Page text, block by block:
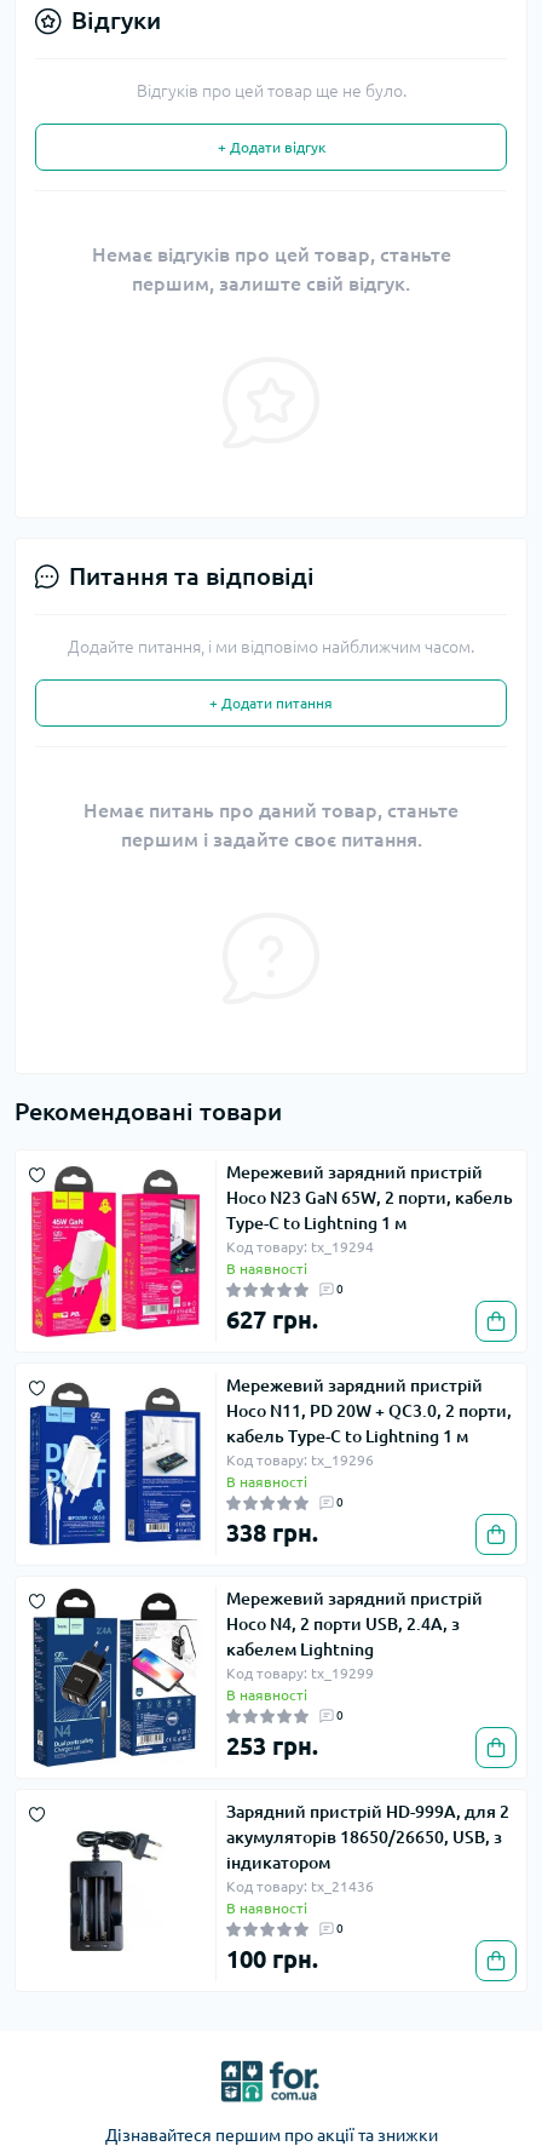
Відгуки
Відгуків про цей товар ще не було.
+ Додати відгук
Немає відгуків про цей товар, станьте
першим, залиште свій відгук.
Питання та відповіді
Додайте питання, і ми відповімо найближчим часом.
+ Додати питання
Немає питань про даний товар, станьте
першим і задайте своє питання.
Рекомендовані товари
Мережевий зарядний пристрій
Hoco N23 GaN 65W, 2 порти, кабель
Type-C to Lightning 1 м
Код товару: tx_19294
В наявності
0
627 грн.
Мережевий зарядний пристрій
Hoco N11, PD 20W + QC3.0, 2 порти,
кабель Type-C to Lightning 1 м
Код товару: tx_19296
В наявності
0
338 грн.
Мережевий зарядний пристрій
Hoco N4, 2 порти USB, 2.4A, з
кабелем Lightning
Код товару: tx_19299
В наявності
0
253 грн.
Зарядний пристрій HD-999A, для 2
акумуляторів 18650/26650, USB, з
індикатором
Код товару: tx_21436
В наявності
0
100 грн.
Дізнавайтеся першим про акції та знижки